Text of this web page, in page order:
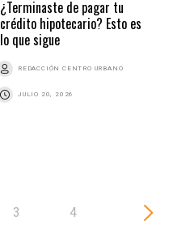
¿Terminaste de pagar tu
crédito hipotecario? Esto es
lo que sigue
REDACCIÓN CENTRO URBANO
JULIO 20, 2026
3 4